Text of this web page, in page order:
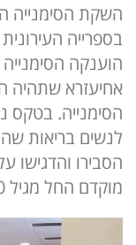
השקת הסימנייה
הוענקה
אחיעזרא שתהיה
הסימנייה. בטקס
לנשים בריאות
הסבירו והדגישו
מוקדם החל מגיל 30 גם ללא רקע משפחתי.